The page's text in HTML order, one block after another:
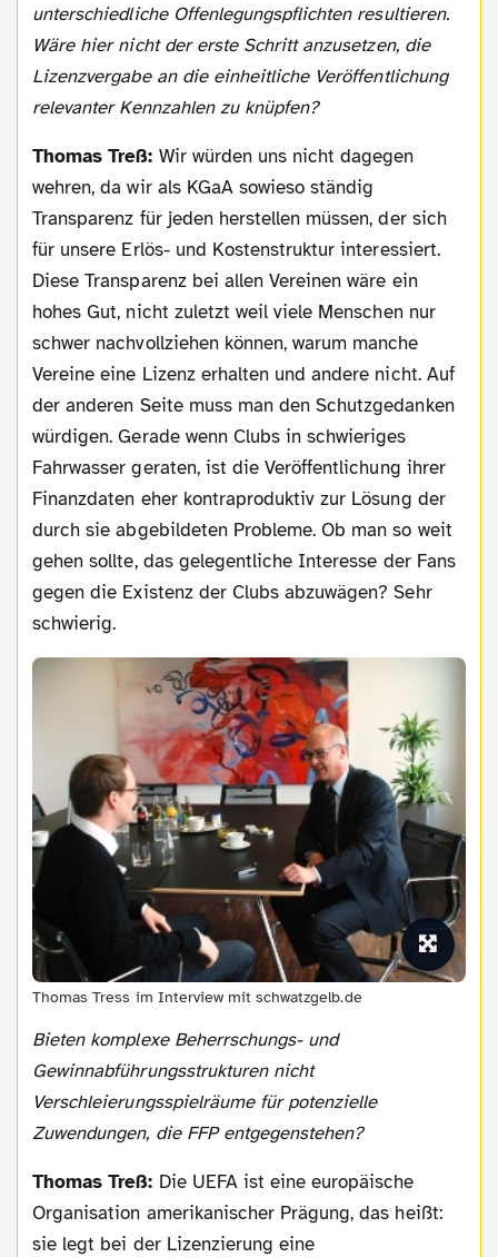
unterschiedliche Offenlegungspflichten resultieren.
Wäre hier nicht der erste Schritt anzusetzen, die
Lizenzvergabe an die einheitliche Veröffentlichung
relevanter Kennzahlen zu knüpfen?
Thomas Treß: Wir würden uns nicht dagegen
wehren, da wir als KGaA sowieso ständig
Transparenz für jeden herstellen müssen, der sich
für unsere Erlös- und Kostenstruktur interessiert.
Diese Transparenz bei allen Vereinen wäre ein
hohes Gut, nicht zuletzt weil viele Menschen nur
schwer nachvollziehen können, warum manche
Vereine eine Lizenz erhalten und andere nicht. Auf
der anderen Seite muss man den Schutzgedanken
würdigen. Gerade wenn Clubs in schwieriges
Fahrwasser geraten, ist die Veröffentlichung ihrer
Finanzdaten eher kontraproduktiv zur Lösung der
durch sie abgebildeten Probleme. Ob man so weit
gehen sollte, das gelegentliche Interesse der Fans
gegen die Existenz der Clubs abzuwägen? Sehr
schwierig.
Thomas Tress im Interview mit schwatzgelb.de
Bieten komplexe Beherrschungs- und
Gewinnabführungsstrukturen nicht
Verschleierungsspielräume für potenzielle
Zuwendungen, die FFP entgegenstehen?
Thomas Treß: Die UEFA ist eine europäische
Organisation amerikanischer Prägung, das heißt:
sie legt bei der Lizenzierung eine